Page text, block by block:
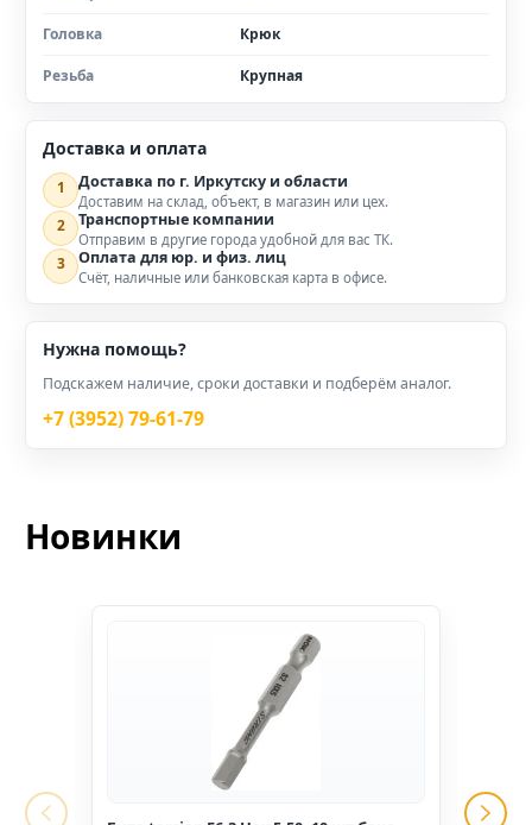
Головка Крюк
Резьба Крупная
Доставка и оплата
1 Доставка по г. Иркутску и области
Доставим на склад, объект, в магазин или цех.
2 Транспортные компании
Отправим в другие города удобной для вас ТК.
3 Оплата для юр. и физ. лиц
Счёт, наличные или банковская карта в офисе.
Нужна помощь?
Подскажем наличие, сроки доставки и подберём аналог.
+7 (3952) 79-61-79
Новинки